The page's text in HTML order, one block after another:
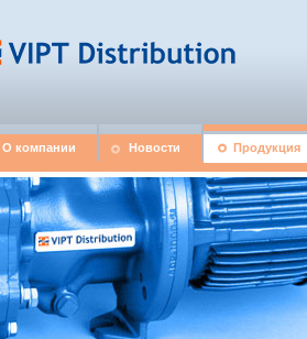
О компании Новости Продукция